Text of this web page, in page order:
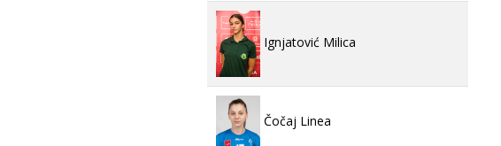
Ignjatović Milica
Čočaj Linea